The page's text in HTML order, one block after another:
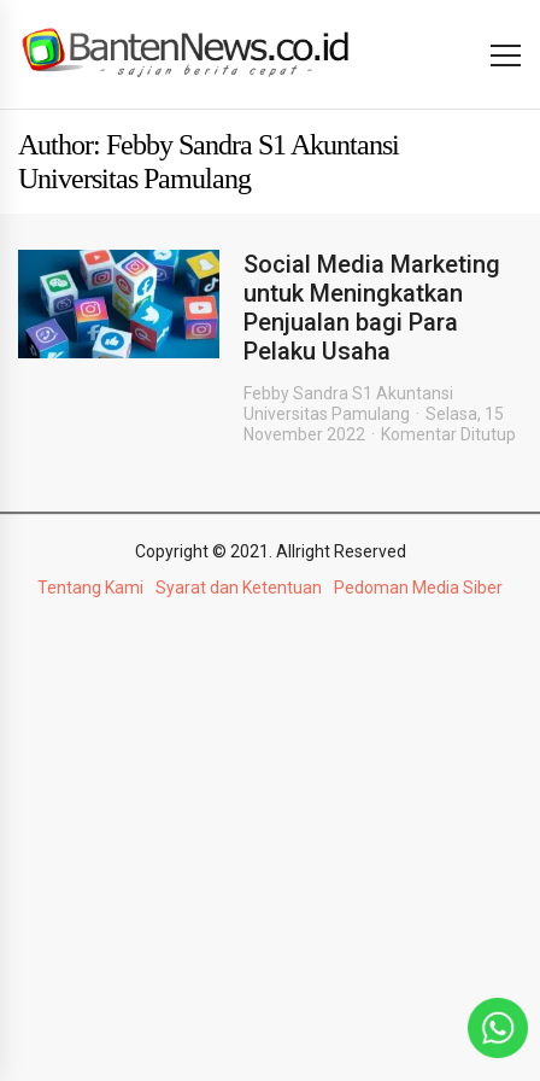
Author: Febby Sandra S1 Akuntansi
Universitas Pamulang
Social Media Marketing
untuk Meningkatkan
Penjualan bagi Para
Pelaku Usaha
Febby Sandra S1 Akuntansi
Universitas Pamulang
Selasa, 15
November 2022
Komentar Ditutup
Copyright © 2021. Allright Reserved
Tentang Kami
Syarat dan Ketentuan Pedoman Media Siber